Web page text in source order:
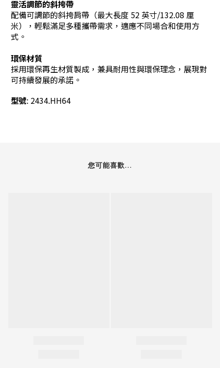
靈活調節的斜挎帶
配備可調節的斜挎肩帶（最大長度 52 英寸/132.08 厘
米），輕鬆滿足多種攜帶需求，適應不同場合和使用方
式。
環保材質
採用環保再生材質製成，兼具耐用性與環保理念，展現對
可持續發展的承諾。
型號: 2434.HH64
您可能喜歡...